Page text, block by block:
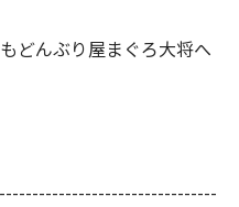
どんぶり屋まぐろ大将へ